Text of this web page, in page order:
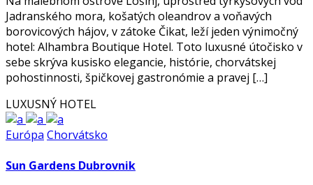
Jadranského mora, košatých oleandrov a voňavých
borovicových hájov, v zátoke Čikat, leží jeden výnimočný
hotel: Alhambra Boutique Hotel. Toto luxusné útočisko v
sebe skrýva kusisko elegancie, histórie, chorvátskej
pohostinnosti, špičkovej gastronómie a pravej […]
LUXUSNÝ HOTEL
Európa Chorvátsko
Sun Gardens Dubrovnik